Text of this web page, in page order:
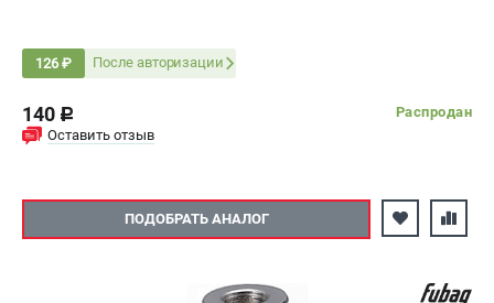
126 ₽ После авторизации
140 c
Распродан
Оставить отзыв
ПОДОБРАТЬ АНАЛОГ